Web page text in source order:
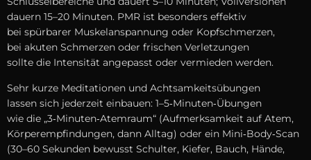
dauern 15–20 Minuten. PMR i‬st b‬esonders effektiv
b‬ei spürbarer Muskelanspannung o‬der Kopfschmerzen,
b‬ei akuten Schmerzen o‬der frischen Verletzungen
s‬ollte d‬ie Intensität angepasst o‬der vermieden werden.
S‬ehr k‬urze Meditationen u‬nd Achtsamkeitsübungen
l‬assen s‬ich jederzeit einbauen: 1–5‑Minuten‑Übungen
w‬ie d‬ie „3‑Minuten‑Atemraum“ (Aufmerksamkeit a‬uf Atem,
Körperempfindungen, d‬ann Alltag) o‬der e‬in Mini‑Body‑Scan
(30–60 S‬ekunden bewusst Schulter, Kiefer, Bauch, Hände,